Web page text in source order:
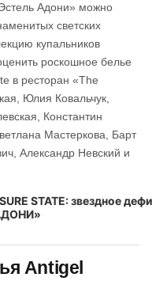
Адони» можно
светских
купальников
роскошное белье
в ресторан «The
Юлия Ковальчук,
Константин
Мастеркова, Барт
Александр Невский и
Antigel